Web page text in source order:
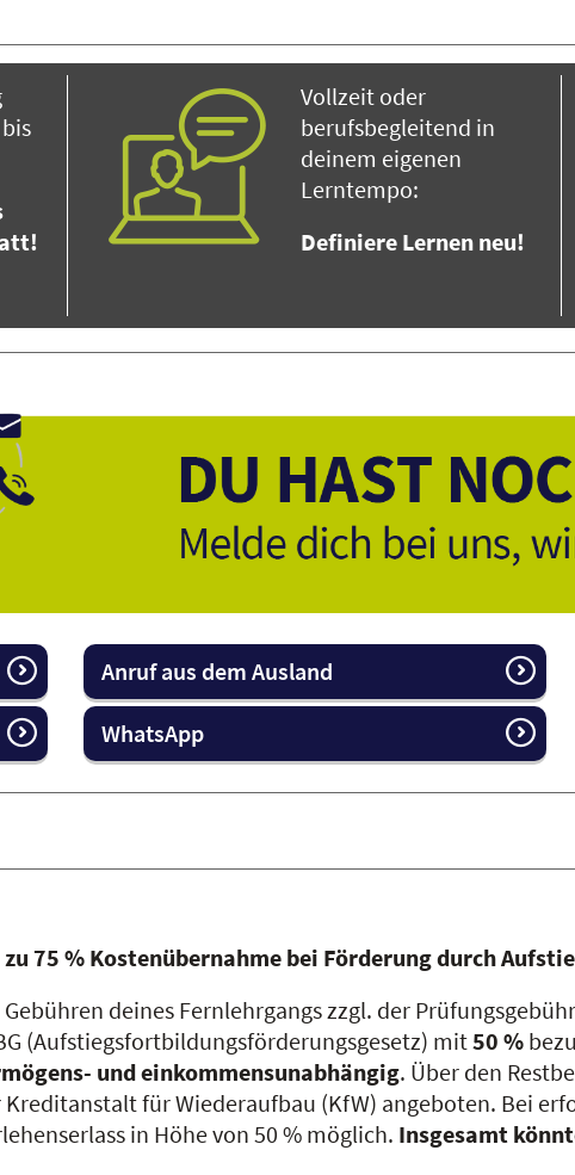
Vollzeit oder
berufsbegleitend in
deinem eigenen
Lerntempo:
Definiere Lernen neu!
Anruf aus dem Ausland
WhatsApp
zu 75 % Kostenübernahme bei Förderung durch
Gebühren deines Fernlehrgangs zzgl. der
(Aufstiegsfortbildungsförderungsgesetz) mit50 %
und einkommensunabhängig. Über den
Kreditanstalt für Wiederaufbau (KfW) angeboten. Bei
in Höhe von 50 % möglich. Insgesamt